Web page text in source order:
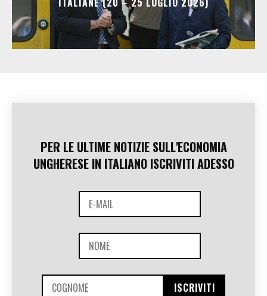
PER LE ULTIME NOTIZIE SULL'ECONOMIA
UNGHERESE IN ITALIANO ISCRIVITI ADESSO